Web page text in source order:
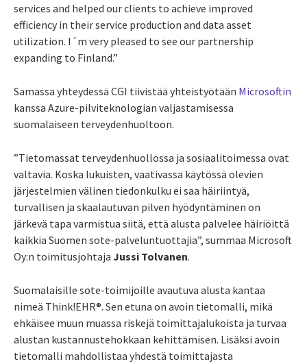
services and helped our clients to achieve improved
efficiency in their service production and data asset
utilization. I´m very pleased to see our partnership
expanding to Finland.”
Samassa yhteydessä CGI tiivistää yhteistyötään Microsoftin
kanssa Azure-pilviteknologian valjastamisessa
suomalaiseen terveydenhuoltoon.
”Tietomassat terveydenhuollossa ja sosiaalitoimessa ovat
valtavia. Koska lukuisten, vaativassa käytössä olevien
järjestelmien välinen tiedonkulku ei saa häiriintyä,
turvallisen ja skaalautuvan pilven hyödyntäminen on
järkevä tapa varmistua siitä, että alusta palvelee häiriöittä
kaikkia Suomen sote-palveluntuottajia”, summaa Microsoft
Oy:n toimitusjohtaja Jussi Tolvanen.
Suomalaisille sote-toimijoille avautuva alusta kantaa
nimeä Think!EHR®. Sen etuna on avoin tietomalli, mikä
ehkäisee muun muassa riskejä toimittajalukoista ja turvaa
alustan kustannustehokkaan kehittämisen. Lisäksi avoin
tietomalli mahdollistaa yhdestä toimittajasta